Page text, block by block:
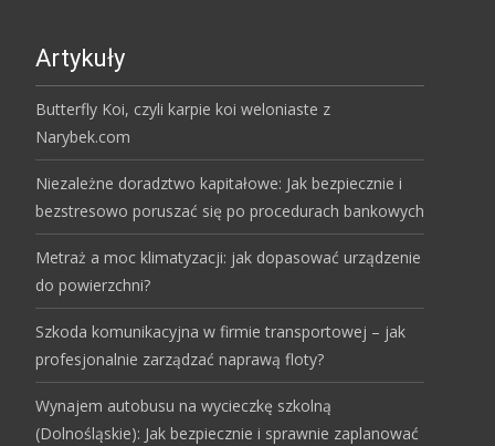
Artykuły
Butterfly Koi, czyli karpie koi weloniaste z
Narybek.com
Niezależne doradztwo kapitałowe: Jak bezpiecznie i
bezstresowo poruszać się po procedurach bankowych
Metraż a moc klimatyzacji: jak dopasować urządzenie
do powierzchni?
Szkoda komunikacyjna w firmie transportowej – jak
profesjonalnie zarządzać naprawą floty?
Wynajem autobusu na wycieczkę szkolną
(Dolnośląskie): Jak bezpiecznie i sprawnie zaplanować